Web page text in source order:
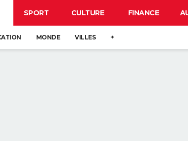
SPORT CULTURE FINANCE
MONDE VILLES +